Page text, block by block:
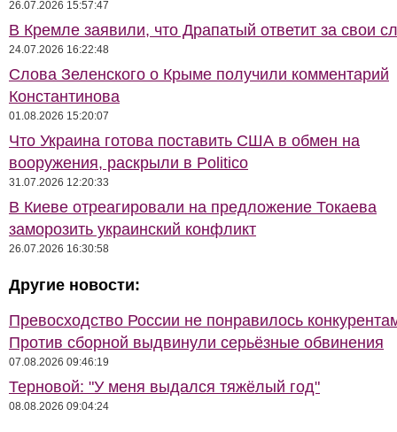
26.07.2026 15:57:47
В Кремле заявили, что Драпатый ответит за свои
24.07.2026 16:22:48
Слова Зеленского о Крыме получили комментарий
Константинова
01.08.2026 15:20:07
Что Украина готова поставить США в обмен на
вооружения, раскрыли в Politico
31.07.2026 12:20:33
В Киеве отреагировали на предложение Токаева
заморозить украинский конфликт
26.07.2026 16:30:58
Другие новости:
Превосходство России не понравилось
Против сборной выдвинули серьёзные обвинения
07.08.2026 09:46:19
Терновой: "У меня выдался тяжёлый год"
08.08.2026 09:04:24